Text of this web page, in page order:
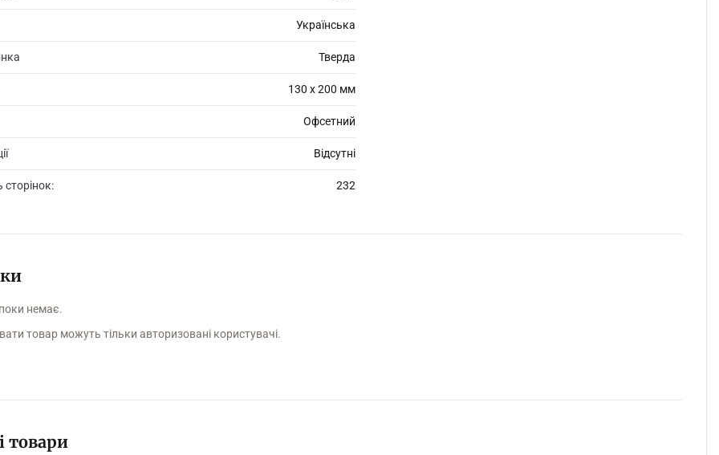
Українська
Тверда
130 х 200 мм
Офсетний
Відсутні
сторінок: 232
поки немає.
товар можуть тільки авторизовані користувачі.
товари